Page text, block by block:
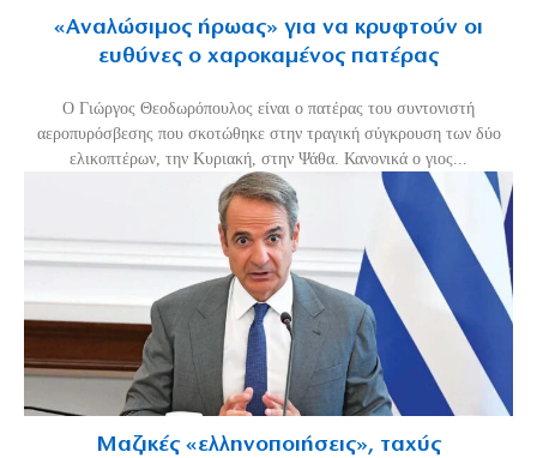
«Aναλώσιμος ήρωας» για να κρυφτούν οι
ευθύνες ο χαροκαμένος πατέρας
Ο Γιώργος Θεοδωρόπουλος είναι ο πατέρας του συντονιστή
αεροπυρόσβεσης που σκοτώθηκε στην τραγική σύγκρουση των δύο
ελικοπτέρων, την Κυριακή, στην Ψάθα. Κανονικά ο γιος...
Μαζικές «ελληνοποιήσεις», ταχύς